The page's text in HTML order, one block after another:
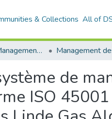
& Collections All of
Département Management et Entrepreneuriat
de
ISO